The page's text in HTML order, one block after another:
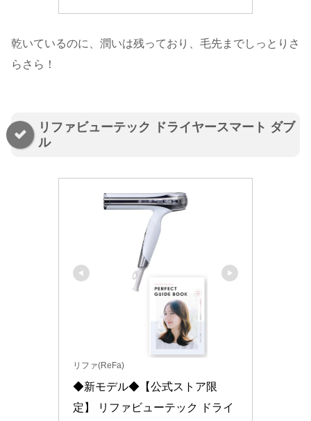
乾いているのに、潤いは残っており、毛先までしっとりさ
らさら！
リファビューテック ドライヤースマート ダブ
ル
リファ(ReFa)
◆新モデル◆【公式ストア限
定】 リファビューテック ドライ